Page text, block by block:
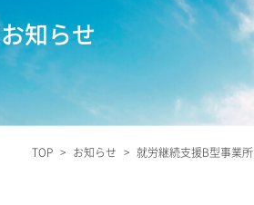
お知らせ
TOP > お知らせ > 就労継続支援B型事業所